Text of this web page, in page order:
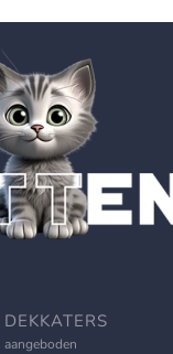
DEKKATERS
aangeboden